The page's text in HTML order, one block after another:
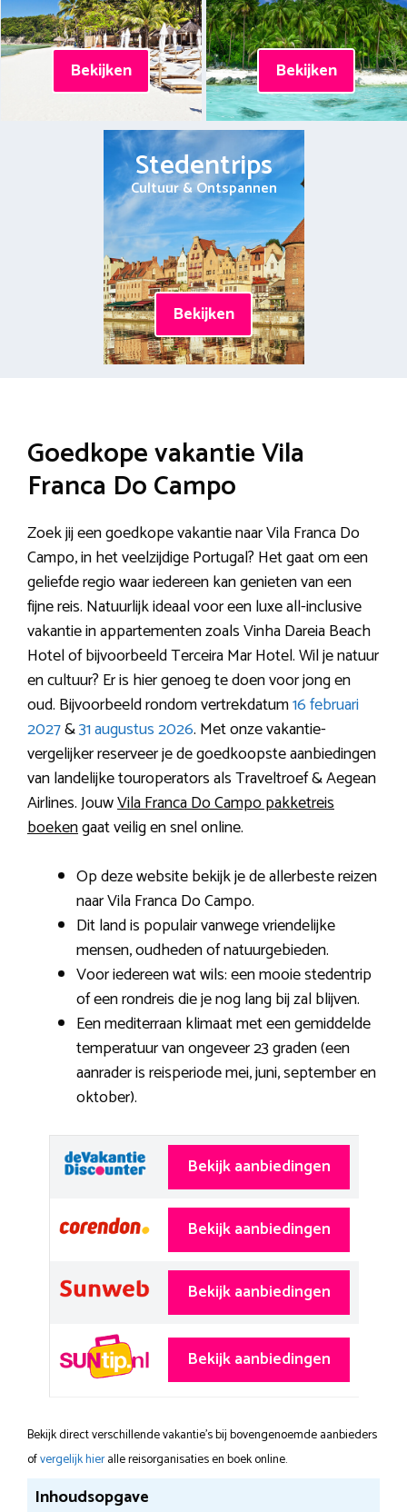
Bekijken Bekijken
Stedentrips
Cultuur & Ontspannen
Bekijken
Goedkope vakantie Vila
Franca Do Campo
Zoek jij een goedkope vakantie naar Vila Franca Do
Campo, in het veelzijdige Portugal? Het gaat om een
geliefde regio waar iedereen kan genieten van een
fijne reis. Natuurlijk ideaal voor een luxe all-inclusive
vakantie in appartementen zoals Vinha Dareia Beach
Hotel of bijvoorbeeld Terceira Mar Hotel. Wil je natuur
en cultuur? Er is hier genoeg te doen voor jong en
oud. Bijvoorbeeld rondom vertrekdatum16 februari
2027&31 augustus 2026. Met onze vakantie-
vergelijker reserveer je de goedkoopste aanbiedingen
van landelijke touroperators als Traveltroef & Aegean
Airlines. JouwVila Franca Do Campo pakketreis
boekengaat veilig en snel online.
Op deze website bekijk je de allerbeste reizen
naar Vila Franca Do Campo.
Dit land is populair vanwege vriendelijke
mensen, oudheden of natuurgebieden.
Voor iedereen wat wils: een mooie stedentrip
of een rondreis die je nog lang bij zal blijven.
Een mediterraan klimaat met een gemiddelde
temperatuur van ongeveer 23 graden (een
aanrader is reisperiode mei, juni, september en
oktober).
Bekijk aanbiedingen
Bekijk aanbiedingen
Bekijk aanbiedingen
Bekijk aanbiedingen
Bekijk direct verschillende vakantie's bij bovengenoemde aanbieders
ofvergelijk hieralle reisorganisaties en boek online.
Inhoudsopgave